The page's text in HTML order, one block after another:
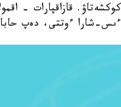
كوكشەتاۋ. قازاقپارات -
ءىس-شارا ءوتتى، دەپ